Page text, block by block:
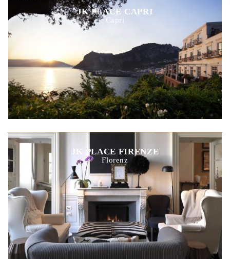
JK PLACE CAPRI
Capri
JK PLACE FIRENZE
Florenz